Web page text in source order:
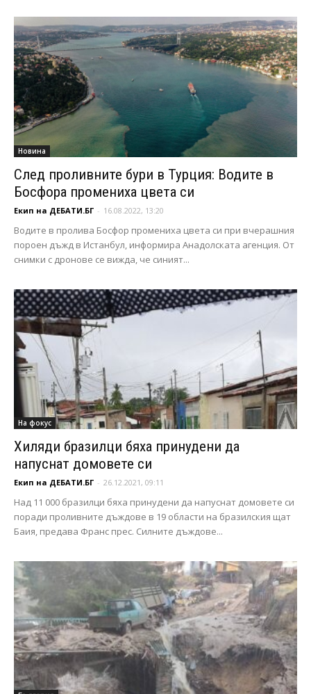
Новина
След проливните бури в Турция: Водите в
Босфора промениха цвета си
Екип на ДЕБАТИ.БГ - 16.08.2022, 13:20
Водите в пролива Босфор промениха цвета си при вчерашния
пороен дъжд в Истанбул, информира Анадолската агенция. От
снимки с дронове се вижда, че синият...
На фокус
Хиляди бразилци бяха принудени да
напуснат домовете си
Екип на ДЕБАТИ.БГ - 26.12.2021, 09:11
Над 11 000 бразилци бяха принудени да напуснат домовете си
поради проливните дъждове в 19 области на бразилския щат
Баия, предава Франс прес. Силните дъждове...